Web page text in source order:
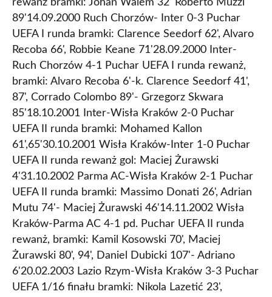
rewanż bramki: Johan Walem 32' Roberto Muzzi
89'14.09.2000 Ruch Chorzów- Inter 0-3 Puchar
UEFA I runda bramki: Clarence Seedorf 62', Alvaro
Recoba 66', Robbie Keane 71'28.09.2000 Inter-
Ruch Chorzów 4-1 Puchar UEFA I runda rewanż,
bramki: Alvaro Recoba 6'-k. Clarence Seedorf 41',
87', Corrado Colombo 89'- Grzegorz Skwara
85'18.10.2001 Inter-Wisła Kraków 2-0 Puchar
UEFA II runda bramki: Mohamed Kallon
61',65'30.10.2001 Wisła Kraków-Inter 1-0 Puchar
UEFA II runda rewanż gol: Maciej Żurawski
4'31.10.2002 Parma AC-Wisła Kraków 2-1 Puchar
UEFA II runda bramki: Massimo Donati 26', Adrian
Mutu 74'- Maciej Żurawski 46'14.11.2002 Wisła
Kraków-Parma AC 4-1 pd. Puchar UEFA II runda
rewanż, bramki: Kamil Kosowski 70', Maciej
Żurawski 80', 94', Daniel Dubicki 107'- Adriano
6'20.02.2003 Lazio Rzym-Wisła Kraków 3-3 Puchar
UEFA 1/16 finału bramki: Nikola Lazetić 23',